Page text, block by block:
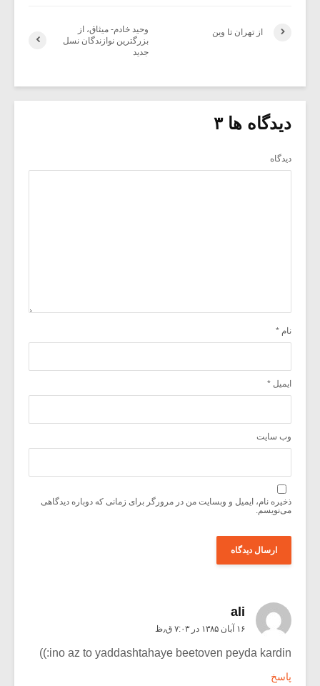
وحید خادم- میثاق، از
بزرگترین نوازندگان نسل
جدید
از تهران تا وین
دیدگاه ها ۳
دیدگاه
نام *
ایمیل *
وب‌ سایت
ذخیره نام، ایمیل و وبسایت من در مرورگر برای زمانی که دوباره دیدگاهی
می‌نویسم.
ali
۱۶ آبان ۱۳۸۵ در ۷:۰۳ ق٫ظ
ino az to yaddashtahaye beetoven peyda kardin:))
پاسخ